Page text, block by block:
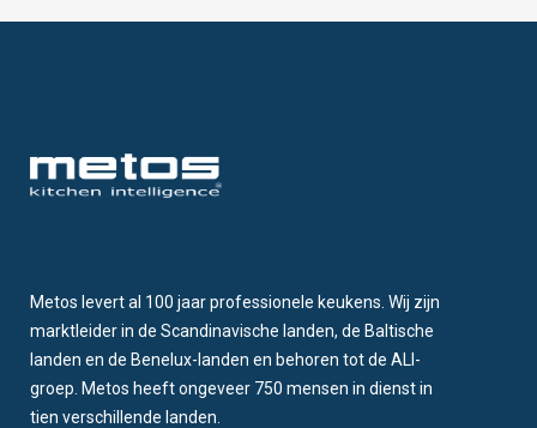
Metos levert al 100 jaar professionele keukens. Wij zijn
marktleider in de Scandinavische landen, de Baltische
landen en de Benelux-landen en behoren tot de ALI-
groep. Metos heeft ongeveer 750 mensen in dienst in
tien verschillende landen.